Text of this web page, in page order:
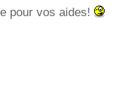
pour vos aides!